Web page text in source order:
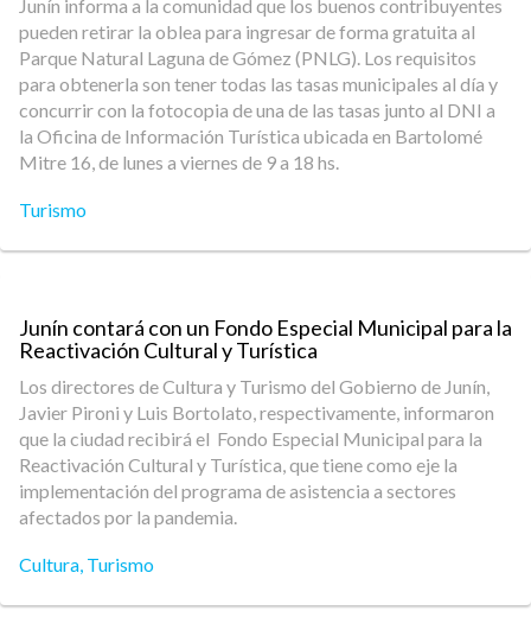
Junín informa a la comunidad que los buenos contribuyentes
pueden retirar la oblea para ingresar de forma gratuita al
Parque Natural Laguna de Gómez (PNLG). Los requisitos
para obtenerla son tener todas las tasas municipales al día y
concurrir con la fotocopia de una de las tasas junto al DNI a
la Oficina de Información Turística ubicada en Bartolomé
Mitre 16, de lunes a viernes de 9 a 18 hs.
Turismo
Junín contará con un Fondo Especial Municipal para la
Reactivación Cultural y Turística
Los directores de Cultura y Turismo del Gobierno de Junín,
Javier Pironi y Luis Bortolato, respectivamente, informaron
que la ciudad recibirá el Fondo Especial Municipal para la
Reactivación Cultural y Turística, que tiene como eje la
implementación del programa de asistencia a sectores
afectados por la pandemia.
Cultura, Turismo